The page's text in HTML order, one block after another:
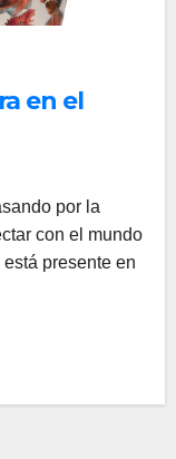
en el
por la
con el mundo
presente en